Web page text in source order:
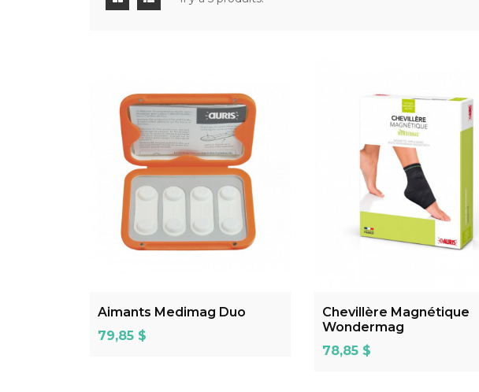
Aimants Medimag Duo
Prix
79,85 $
Chevillère Magnétique
Wondermag
Prix
78,85 $